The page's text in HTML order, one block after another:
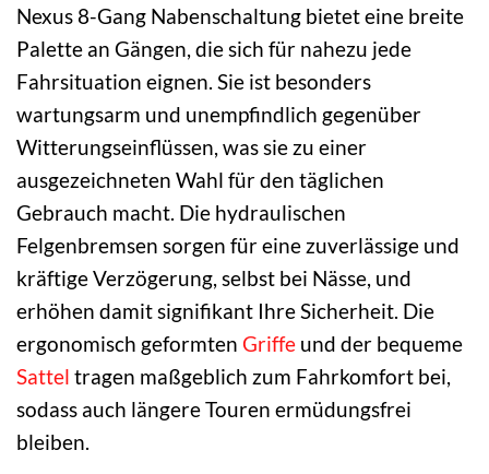
Nexus 8-Gang Nabenschaltung bietet eine breite
Palette an Gängen, die sich für nahezu jede
Fahrsituation eignen. Sie ist besonders
wartungsarm und unempfindlich gegenüber
Witterungseinflüssen, was sie zu einer
ausgezeichneten Wahl für den täglichen
Gebrauch macht. Die hydraulischen
Felgenbremsen sorgen für eine zuverlässige und
kräftige Verzögerung, selbst bei Nässe, und
erhöhen damit signifikant Ihre Sicherheit. Die
ergonomisch geformten Griffe und der bequeme
Sattel tragen maßgeblich zum Fahrkomfort bei,
sodass auch längere Touren ermüdungsfrei
bleiben.